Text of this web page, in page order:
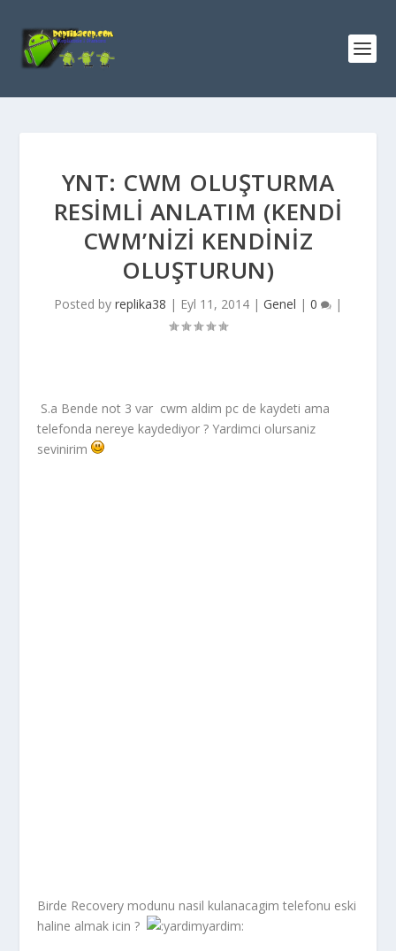
YNT: CWM OLUŞTURMA
RESIMLI ANLATIM (KENDI
CWM’NIZI KENDINIZ
OLUŞTURUN)
Posted by replika38 | Eyl 11, 2014 | Genel | 0 |
S.a Bende not 3 var cwm aldim pc de kaydeti ama
telefonda nereye kaydediyor ? Yardimci olursaniz
sevinirim
Birde Recovery modunu nasil kulanacagim telefonu eski
haline almak icin ?